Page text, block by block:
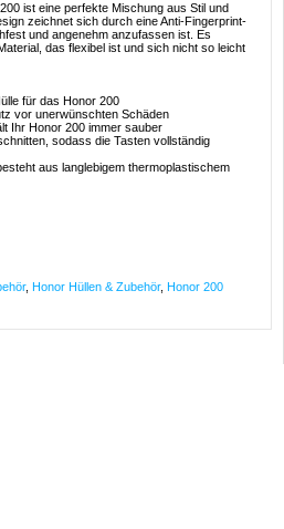
ist eine perfekte Mischung aus Stil und
zeichnet sich durch eine Anti-Fingerprint-
und angenehm anzufassen ist. Es
das flexibel ist und sich nicht so leicht
für das Honor 200
vor unerwünschten Schäden
Ihr Honor 200 immer sauber
sodass die Tasten vollständig
aus langlebigem thermoplastischem
, Honor Hüllen & Zubehör, Honor 200